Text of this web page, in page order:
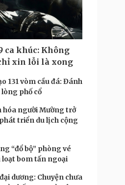
ca khúc: Không
xin lỗi là xong
131 vòm cầu đá: Đánh
phố cổ
hóa người Mường trở
triển du lịch cộng
“đổ bộ” phòng vé
loạt bom tấn ngoại
dương: Chuyện chưa